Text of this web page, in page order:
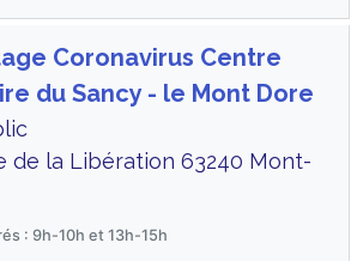
Coronavirus Centre
du Sancy - le Mont Dore
de la Libération 63240 Mont-
: 9h-10h et 13h-15h